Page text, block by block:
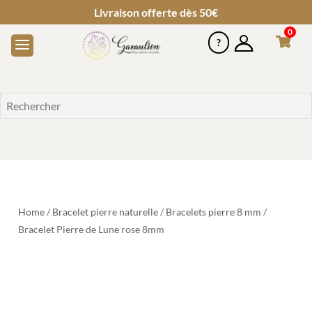
Livraison offerte dès 50€
0
Home/ Bracelet pierre naturelle/ Bracelets pierre 8 mm /
Bracelet Pierre de Lune rose 8mm